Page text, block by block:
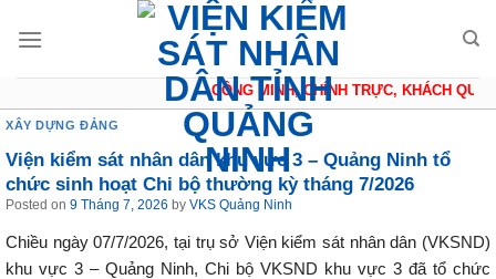
CÔNG MINH, CHÍNH TRỰC, KHÁCH QUAN,
XÂY DỰNG ĐẢNG
Viện kiểm sát nhân dân khu vực 3 – Quảng Ninh tổ
chức sinh hoạt Chi bộ thường kỳ tháng 7/2026
Posted on 9 Tháng 7, 2026 by VKS Quảng Ninh
Chiều ngày 07/7/2026, tại trụ sở Viện kiểm sát nhân dân (VKSND)
khu vực 3 – Quảng Ninh, Chi bộ VKSND khu vực 3 đã tổ chức